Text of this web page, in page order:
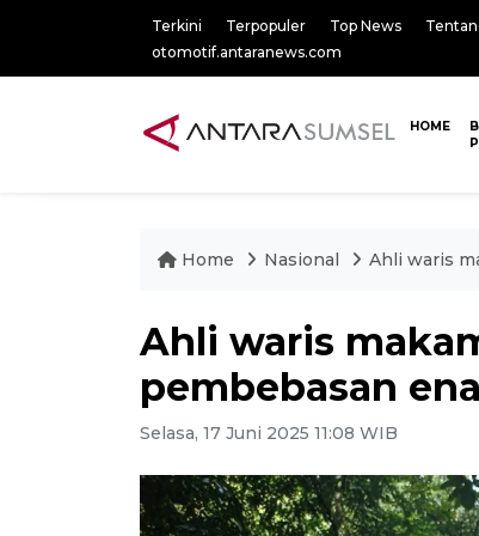
Terkini Terpopuler Top News
otomotif.antaranews.com
HOME
Home Nasional Ahli waris
Ahli waris
pembebasan
Selasa, 17 Juni 2025 11:08 WIB